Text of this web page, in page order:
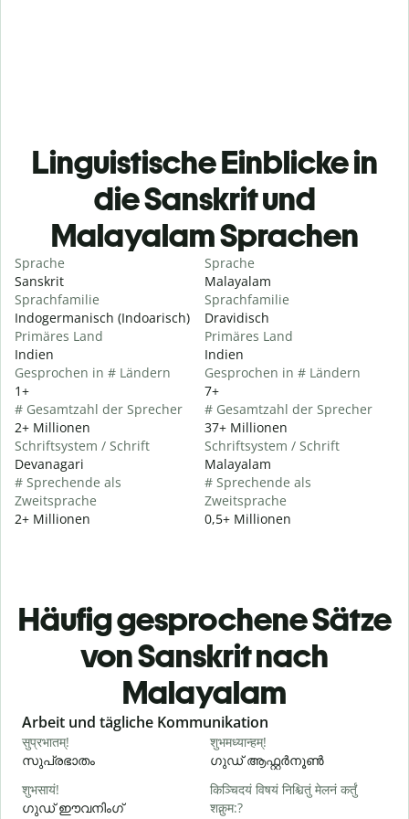
Linguistische Einblicke in
die Sanskrit und
Malayalam Sprachen
Sprache
Sanskrit
Sprachfamilie
Indogermanisch (Indoarisch)
Primäres Land
Indien
Gesprochen in # Ländern
1+
# Gesamtzahl der Sprecher
2+ Millionen
Schriftsystem / Schrift
Devanagari
# Sprechende als
Zweitsprache
2+ Millionen
Sprache
Malayalam
Sprachfamilie
Dravidisch
Primäres Land
Indien
Gesprochen in # Ländern
7+
# Gesamtzahl der Sprecher
37+ Millionen
Schriftsystem / Schrift
Malayalam
# Sprechende als
Zweitsprache
0,5+ Millionen
Häufig gesprochene Sätze
von Sanskrit nach
Malayalam
Slide 1 of 6
Arbeit und tägliche Kommunikation
सुप्रभातम्!
സുപ്രഭാതം
शुभमध्यान्हम्!
ഗുഡ് ആഫ്റ്റർനൂൺ
शुभसायं!
ഗുഡ് ഈവനിംഗ്
किञ्चिदयं विषयं निश्चितुं मेलनं कर्तुं
शक्नुम:?